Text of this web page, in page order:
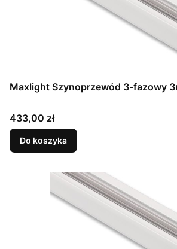
Maxlight Szynoprzewód 3-fazowy
Cena
433,00 zł
Do koszyka